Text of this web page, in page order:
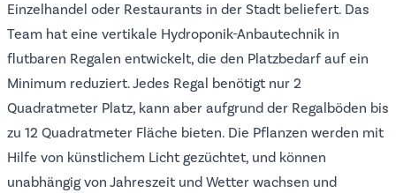
Einzelhandel oder Restaurants in der Stadt beliefert. Das
Team hat eine vertikale Hydroponik-Anbautechnik in
flutbaren Regalen entwickelt, die den Platzbedarf auf ein
Minimum reduziert. Jedes Regal benötigt nur 2
Quadratmeter Platz, kann aber aufgrund der Regalböden bis
zu 12 Quadratmeter Fläche bieten. Die Pflanzen werden mit
Hilfe von künstlichem Licht gezüchtet, und können
unabhängig von Jahreszeit und Wetter wachsen und